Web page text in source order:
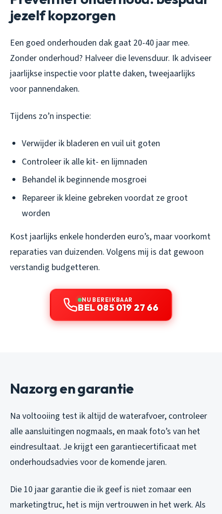
jezelf kopzorgen
Een goed onderhouden dak gaat 20-40 jaar mee.
Zonder onderhoud? Halveer die levensduur. Ik adviseer
jaarlijkse inspectie voor platte daken, tweejaarlijks
voor pannendaken.
Tijdens zo’n inspectie:
Verwijder ik bladeren en vuil uit goten
Controleer ik alle kit- en lijmnaden
Behandel ik beginnende mosgroei
Repareer ik kleine gebreken voordat ze groot
worden
Kost jaarlijks enkele honderden euro’s, maar voorkomt
reparaties van duizenden. Volgens mij is dat gewoon
verstandig budgetteren.
NU BEREIKBAAR
BEL 085 019 27 66
Nazorg en garantie
Na voltooiing test ik altijd de waterafvoer, controleer
alle aansluitingen nogmaals, en maak foto’s van het
eindresultaat. Je krijgt een garantiecertificaat met
onderhoudsadvies voor de komende jaren.
Die 10 jaar garantie die ik geef is niet zomaar een
marketingtruc, het is mijn vertrouwen in het werk. Als